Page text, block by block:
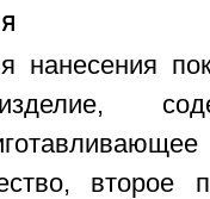
нанесения
второе